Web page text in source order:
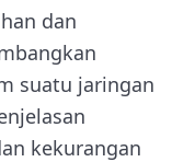
dan
suatu jaringan
kekurangan